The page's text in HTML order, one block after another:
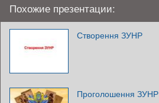
Похожие презентации:
Створення ЗУНР
Проголошення ЗУНР